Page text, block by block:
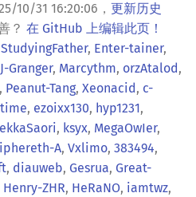
10/31 16:20:06 ， 更新历史
？ 在 GitHub 上编辑此页！
StudyingFather, Enter-tainer,
Granger, Marcythm, orzAtalod ,
, Peanut-Tang, Xeonacid , c-
, ezoixx130, hyp1231,
, ksyx, MegaOwIer,
A, Vxlimo, 383494,
, diauweb, Gesrua, Great-
Henry-ZHR, HeRaNO, iamtwz,